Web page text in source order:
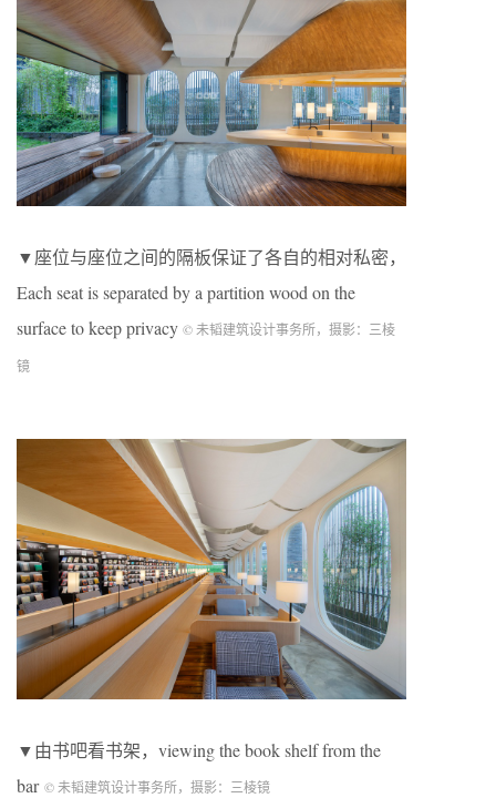
▼座位与座位之间的隔板保证了各自的相对私密，
Each seat is separated by a partition wood on the
surface to keep privacy © 未韬建筑设计事务所，摄影：三棱
镜
▼由书吧看书架，viewing the book shelf from the
bar © 未韬建筑设计事务所，摄影：三棱镜